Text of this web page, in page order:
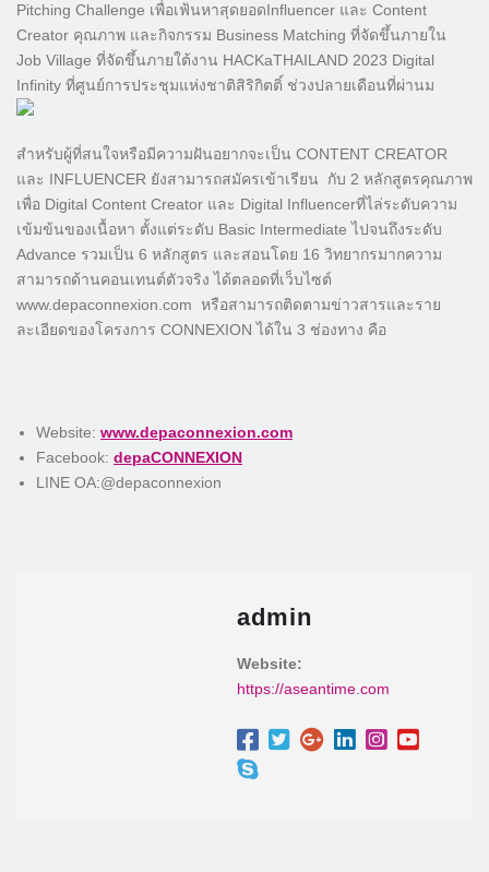
Pitching Challenge เพื่อเฟ้นหาสุดยอดInfluencer และ Content
Creator คุณภาพ และกิจกรรม Business Matching ที่จัดขึ้นภายใน
Job Village ที่จัดขึ้นภายใต้งาน HACKaTHAILAND 2023 Digital
Infinity ที่ศูนย์การประชุมแห่งชาติสิริกิตติ์ ช่วงปลายเดือนที่ผ่านม
สำหรับผู้ที่สนใจหรือมีความฝันอยากจะเป็น CONTENT CREATOR
และ INFLUENCER ยังสามารถสมัครเข้าเรียน กับ 2 หลักสูตรคุณภาพ
เพื่อ Digital Content Creator และ Digital Influencerที่ไล่ระดับความ
เข้มข้นของเนื้อหา ตั้งแต่ระดับ Basic Intermediate ไปจนถึงระดับ
Advance รวมเป็น 6 หลักสูตร และสอนโดย 16 วิทยากรมากความ
สามารถด้านคอนเทนต์ตัวจริง ได้ตลอดที่เว็บไซต์
www.depaconnexion.com หรือสามารถติดตามข่าวสารและราย
ละเอียดของโครงการ CONNEXION ได้ใน 3 ช่องทาง คือ
Website: www.depaconnexion.com
Facebook: depaCONNEXION
LINE OA:@depaconnexion
admin
Website:
https://aseantime.com